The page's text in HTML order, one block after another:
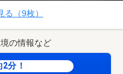
（9枚）
の情報など
分！